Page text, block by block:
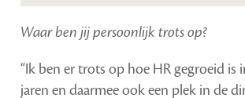
Waar ben jij persoonlijk trots op?
“Ik ben er trots op hoe HR gegroeid is
jaren en daarmee ook een plek in de